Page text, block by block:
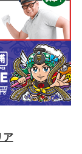
ア